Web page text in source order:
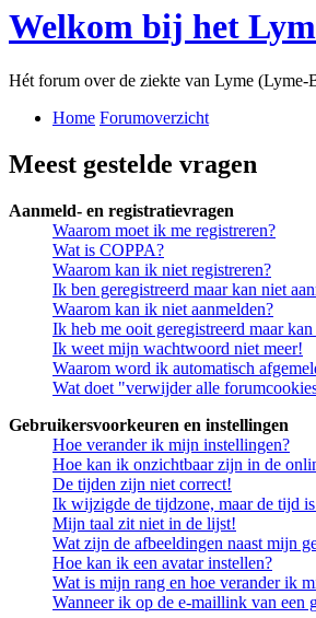
Welkom bij het
Hét forum over de ziekte van Lyme (Lyme-
Home Forumoverzicht
Meest gestelde vragen
Aanmeld- en registratievragen
Waarom moet ik me registreren?
Wat is COPPA?
Waarom kan ik niet registreren?
Ik ben geregistreerd maar kan niet
Waarom kan ik niet aanmelden?
Ik heb me ooit geregistreerd maar
Ik weet mijn wachtwoord niet meer!
Waarom word ik automatisch
Wat doet "verwijder alle
Gebruikersvoorkeuren en instellingen
Hoe verander ik mijn instellingen?
Hoe kan ik onzichtbaar zijn in de
De tijden zijn niet correct!
Ik wijzigde de tijdzone, maar de tijd
Mijn taal zit niet in de lijst!
Wat zijn de afbeeldingen naast mijn
Hoe kan ik een avatar instellen?
Wat is mijn rang en hoe verander ik
Wanneer ik op de e-maillink van een